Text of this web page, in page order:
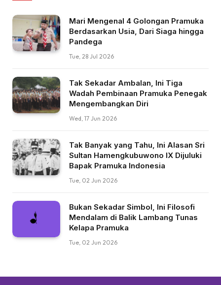
Mari Mengenal 4 Golongan Pramuka
Berdasarkan Usia, Dari Siaga hingga
Pandega
Tue, 28 Jul 2026
Tak Sekadar Ambalan, Ini Tiga
Wadah Pembinaan Pramuka Penegak
Mengembangkan Diri
Wed, 17 Jun 2026
Tak Banyak yang Tahu, Ini Alasan Sri
Sultan Hamengkubuwono IX Dijuluki
Bapak Pramuka Indonesia
Tue, 02 Jun 2026
Bukan Sekadar Simbol, Ini Filosofi
Mendalam di Balik Lambang Tunas
Kelapa Pramuka
Tue, 02 Jun 2026